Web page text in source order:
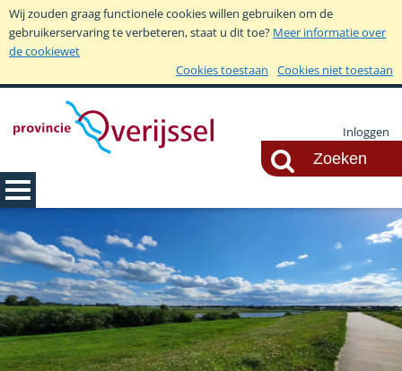
Wij zouden graag functionele cookies willen gebruiken om de
gebruikerservaring te verbeteren, staat u dit toe? Meer informatie over
de cookiewet
Cookies toestaan
Cookies niet toestaan
Inloggen